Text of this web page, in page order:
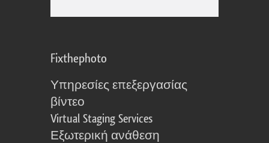
Fixthephoto
Υπηρεσίες επεξεργασίας
βίντεο
Virtual Staging Services
Εξωτερική ανάθεση